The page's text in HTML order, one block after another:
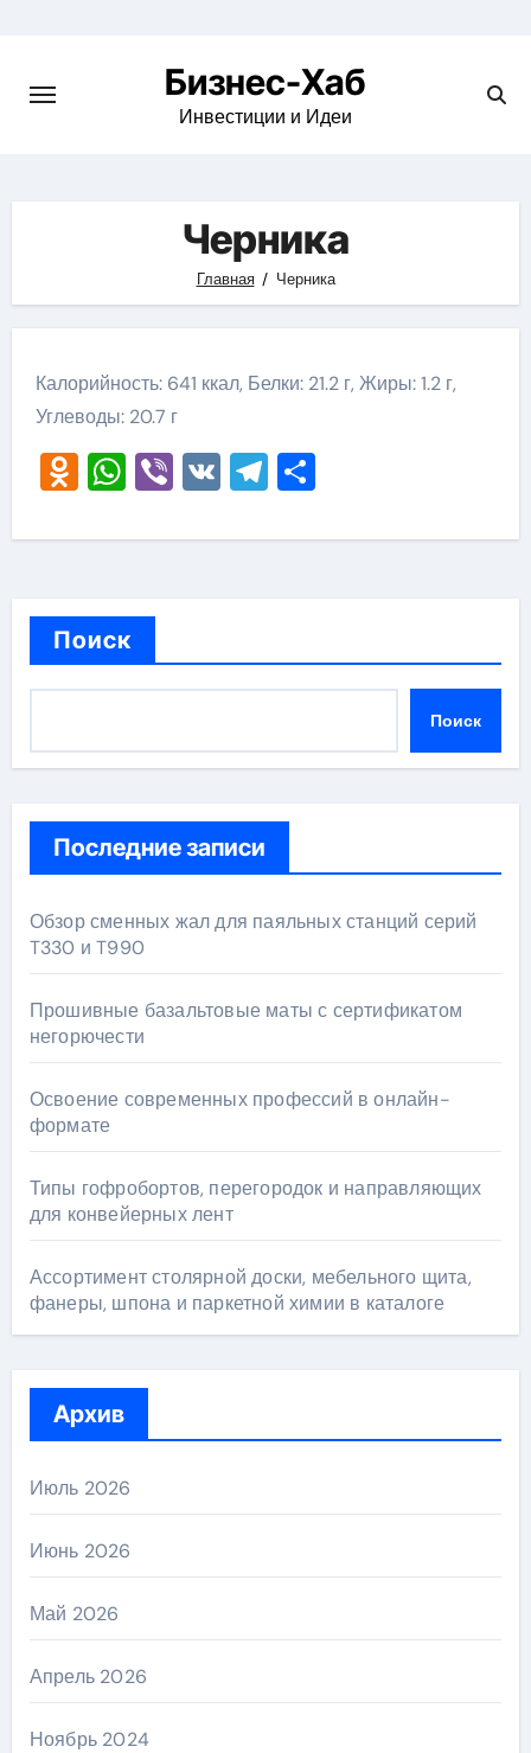
content
Бизнес-Хаб
Инвестиции и Идеи
Черника
Главная Черника
Калорийность: 641 ккал, Белки: 21.2 г, Жиры: 1.2 г,
Углеводы: 20.7 г
Odnoklassniki
WhatsApp
Viber
VKTelegram
Отправить
Поиск
Поиск
Последние записи
Обзор сменных жал для паяльных станций серий
T330 и T990
Прошивные базальтовые маты с сертификатом
негорючести
Освоение современных профессий в онлайн-
формате
Типы гофробортов, перегородок и направляющих
для конвейерных лент
Ассортимент столярной доски, мебельного щита,
фанеры, шпона и паркетной химии в каталоге
Архив
Июль 2026
Июнь 2026
Май 2026
Апрель 2026
Ноябрь 2024